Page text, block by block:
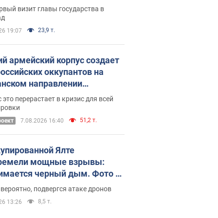
визит главы государства в
19:07 23,9 т.
армейский корпус создает
оккупантов на
направлении
дискомфорт: как это
это перерастает в кризис для всей
7.08.2026 16:40 51,2 т.
Ялте
мощные взрывы:
черный дым. Фото и
подвергся атаке дронов
13:26 8,5 т.